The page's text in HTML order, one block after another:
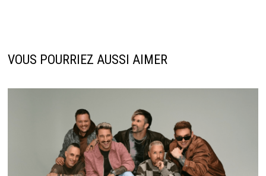
VOUS POURRIEZ AUSSI AIMER